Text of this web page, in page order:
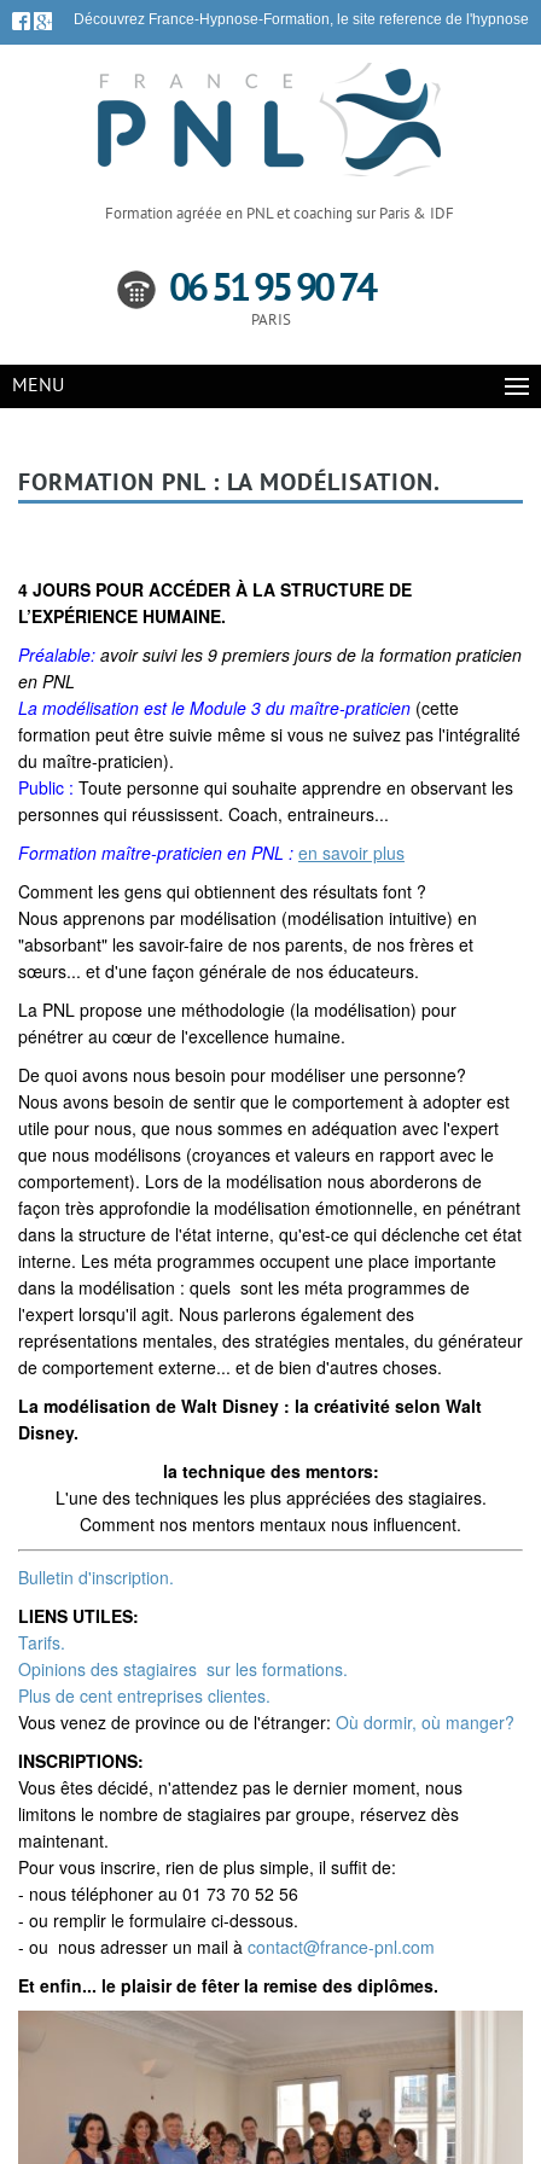
Découvrez France-Hypnose-Formation, le site reference de l'hypnose
Formation agréée en PNL et coaching sur Paris & IDF
06 51 95 90 74
PARIS
MENU
FORMATION PNL : LA MODÉLISATION.
4 JOURS POUR ACCÉDER À LA STRUCTURE DE
L’EXPÉRIENCE HUMAINE.
Préalable: avoir suivi les 9 premiers jours de la formation praticien
en PNL
La modélisation est le Module 3 du maître-praticien (cette
formation peut être suivie même si vous ne suivez pas l'intégralité
du maître-praticien).
Public : Toute personne qui souhaite apprendre en observant les
personnes qui réussissent. Coach, entraineurs...
Formation maître-praticien en PNL : en savoir plus
Comment les gens qui obtiennent des résultats font ?
Nous apprenons par modélisation (modélisation intuitive) en
"absorbant" les savoir-faire de nos parents, de nos frères et
sœurs... et d'une façon générale de nos éducateurs.
La PNL propose une méthodologie (la modélisation) pour
pénétrer au cœur de l'excellence humaine.
De quoi avons nous besoin pour modéliser une personne?
Nous avons besoin de sentir que le comportement à adopter est
utile pour nous, que nous sommes en adéquation avec l'expert
que nous modélisons (croyances et valeurs en rapport avec le
comportement). Lors de la modélisation nous aborderons de
façon très approfondie la modélisation émotionnelle, en pénétrant
dans la structure de l'état interne, qu'est-ce qui déclenche cet état
interne. Les méta programmes occupent une place importante
dans la modélisation : quels sont les méta programmes de
l'expert lorsqu'il agit. Nous parlerons également des
représentations mentales, des stratégies mentales, du générateur
de comportement externe... et de bien d'autres choses.
La modélisation de Walt Disney : la créativité selon Walt
Disney.
la technique des mentors:
L'une des techniques les plus appréciées des stagiaires.
Comment nos mentors mentaux nous influencent.
Bulletin d'inscription.
LIENS UTILES:
Tarifs.
Opinions des stagiaires sur les formations.
Plus de cent entreprises clientes.
Vous venez de province ou de l'étranger: Où dormir, où manger?
INSCRIPTIONS:
Vous êtes décidé, n'attendez pas le dernier moment, nous
limitons le nombre de stagiaires par groupe, réservez dès
maintenant.
Pour vous inscrire, rien de plus simple, il suffit de:
- nous téléphoner au 01 73 70 52 56
- ou remplir le formulaire ci-dessous.
- ou nous adresser un mail à contact@france-pnl.com
Et enfin... le plaisir de fêter la remise des diplômes.